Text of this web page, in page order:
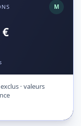
M
· valeurs